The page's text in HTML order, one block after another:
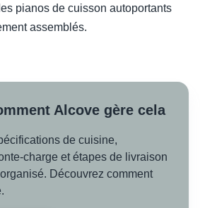
pianos de cuisson autoportants
assemblés.
Alcove gère cela
de cuisine,
charge et étapes de livraison
Découvrez comment